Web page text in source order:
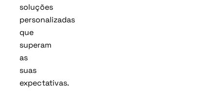
soluções
personalizadas
que
superam
as
suas
expectativas.